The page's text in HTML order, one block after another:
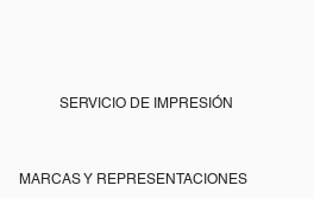
SERVICIO DE IMPRESIÓN
MARCAS Y REPRESENTACIONES